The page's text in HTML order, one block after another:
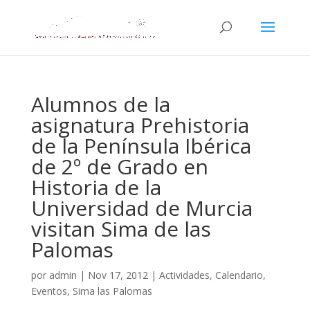
Alumnos de la
asignatura Prehistoria
de la Península Ibérica
de 2º de Grado en
Historia de la
Universidad de Murcia
visitan Sima de las
Palomas
por admin | Nov 17, 2012| Actividades, Calendario,
Eventos, Sima las Palomas